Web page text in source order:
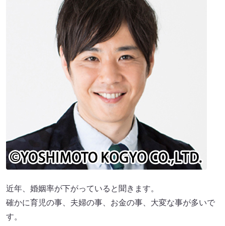
近年、婚姻率が下がっていると聞きます。
確かに育児の事、夫婦の事、お金の事、大変な事が多いで
す。